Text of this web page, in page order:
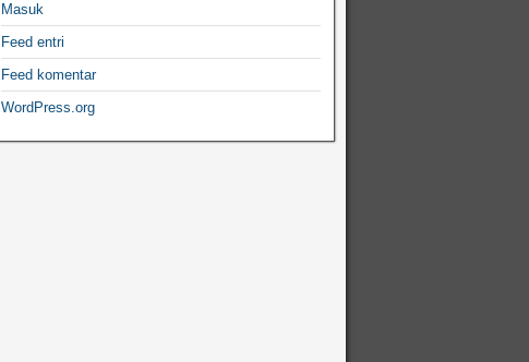
Masuk
Feed entri
Feed komentar
WordPress.org